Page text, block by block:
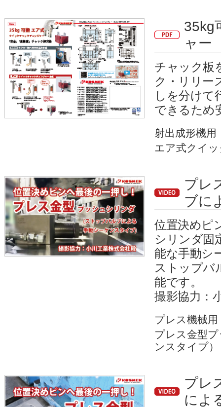
35kg
ャー
チャック板
ク・リリー
しを分けて
できるため
射出成形機用
エア式クイ
プレ
ブに
位置決めピ
シリンダ固
能な手動シ
ストップバ
能です。
撮影協力：
プレス機械用
プレス金型
ンスタイプ）
プレ
によ